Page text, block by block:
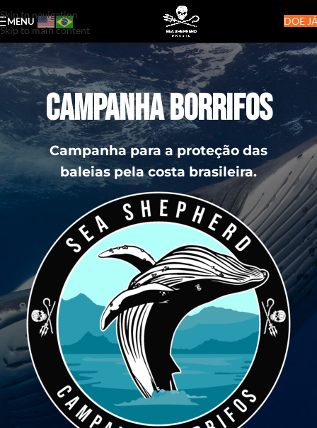
Skip to navigation
Skip to main content
MENU DOE
Campanha Borrifos
Campanha para a proteção das
baleias pela costa brasileira.